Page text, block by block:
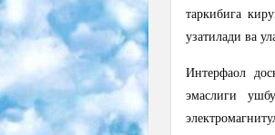
таркибига
узатилади ва
Интерфаол
эмаслиги